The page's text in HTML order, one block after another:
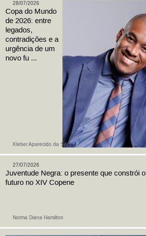
Kleber Aparecido da Silva
28/07/2026
Copa do Mundo
de 2026: entre
legados,
contradições e a
urgência de um
novo fu ...
Norma Diana Hamilton
27/07/2026
Juventude Negra: o presente que constrói o
futuro no XIV Copene